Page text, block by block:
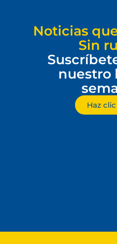
Noticias
Sin
nuestro
Haz